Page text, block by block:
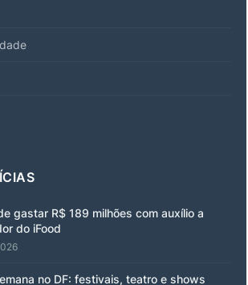
gastar R$ 189 milhões com auxílio a
do iFood
no DF: festivais, teatro e shows